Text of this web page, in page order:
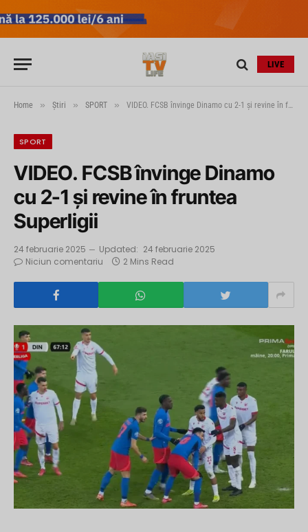
LIVE
Home » Știri » SPORT » VIDEO. FCSB învinge Dinamo cu 2-1 și revine în fruntea Superligii
SPORT
VIDEO. FCSB învinge Dinamo
cu 2-1 și revine în fruntea
Superligii
24 februarie 2025 Updated: 24 februarie 2025
Niciun comentariu
2 Mins Read